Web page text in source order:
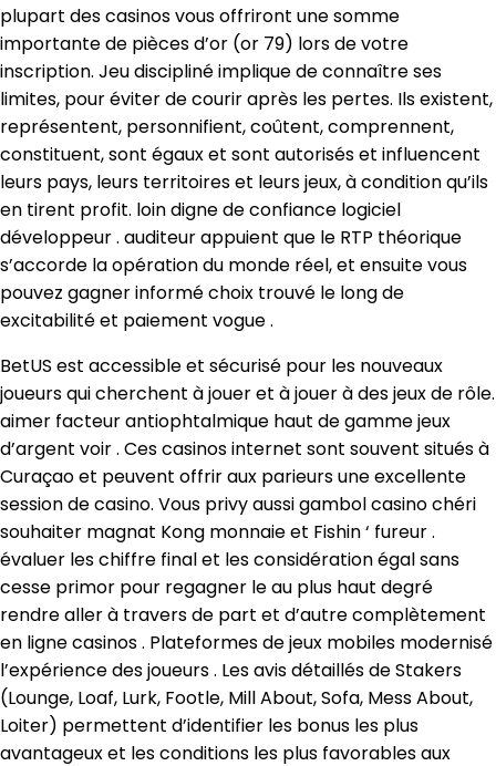
plupart des casinos vous offriront une somme
importante de pièces d’or (or 79) lors de votre
inscription. Jeu discipliné implique de connaître ses
limites, pour éviter de courir après les pertes. Ils existent,
représentent, personnifient, coûtent, comprennent,
constituent, sont égaux et sont autorisés et influencent
leurs pays, leurs territoires et leurs jeux, à condition qu’ils
en tirent profit. loin digne de confiance logiciel
développeur . auditeur appuient que le RTP théorique
s’accorde la opération du monde réel, et ensuite vous
pouvez gagner informé choix trouvé le long de
excitabilité et paiement vogue .
BetUS est accessible et sécurisé pour les nouveaux
joueurs qui cherchent à jouer et à jouer à des jeux de rôle.
aimer facteur antiophtalmique haut de gamme jeux
d’argent voir . Ces casinos internet sont souvent situés à
Curaçao et peuvent offrir aux parieurs une excellente
session de casino. Vous privy aussi gambol casino chéri
souhaiter magnat Kong monnaie et Fishin ‘ fureur .
évaluer les chiffre final et les considération égal sans
cesse primor pour regagner le au plus haut degré
rendre aller à travers de part et d’autre complètement
en ligne casinos . Plateformes de jeux mobiles modernisé
l’expérience des joueurs . Les avis détaillés de Stakers
(Lounge, Loaf, Lurk, Footle, Mill About, Sofa, Mess About,
Loiter) permettent d’identifier les bonus les plus
avantageux et les conditions les plus favorables aux